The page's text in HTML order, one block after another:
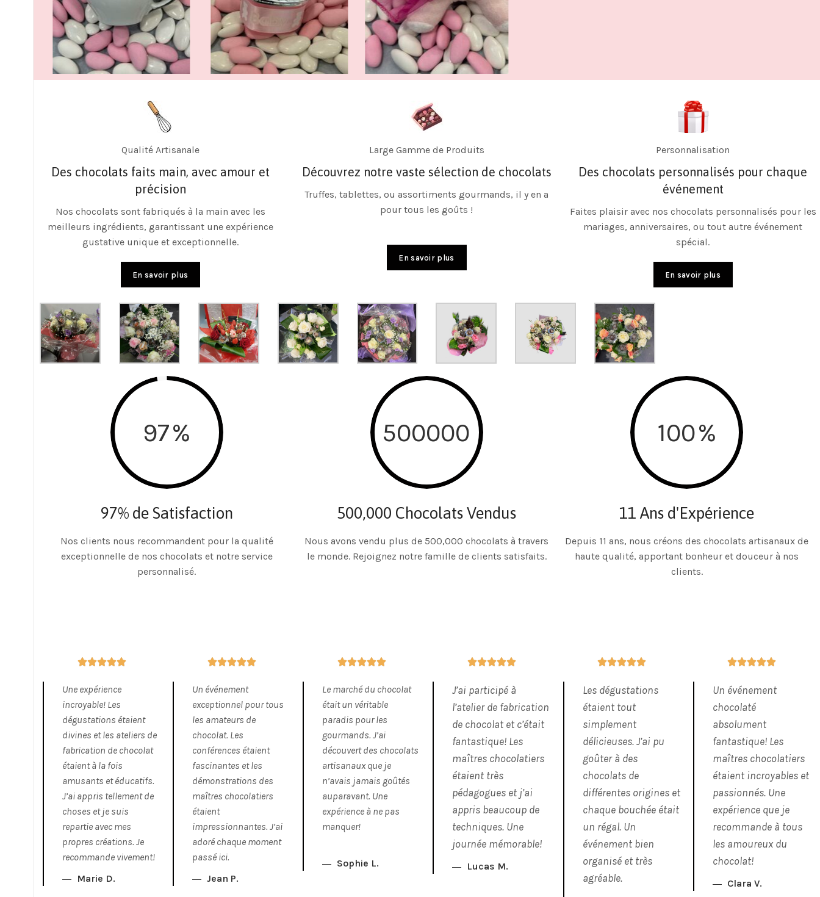
Large Gamme de Produits
Découvrez notre vaste sélection de chocolats
Truffes, tablettes, ou assortiments gourmands, il y en a
pour tous les goûts !
Personnalisation
Des chocolats personnalisés pour chaque
événement
Faites plaisir avec nos chocolats personnalisés pour les
spécial.
Paiement sécurisé
Des transactions sûres et protégées
Profitez de nos options de paiement sécurisées,
garantissant la protection de vos informations
personnelles et bancaires.
En savoir plus
97%
97% de Satisfaction
Nos clients nous recommandent pour la qualité
exceptionnelle de nos chocolats et notre service
personnalisé.
500000
500,000 Chocolats Vendus
Nous avons vendu plus de 500,000 chocolats à travers
le monde. Rejoignez notre famille de clients satisfaits.
100%
11 Ans d'Expérience
Depuis 11 ans, nous créons des chocolats artisanaux de
haute qualité, apportant bonheur et douceur à nos
clients.

Une expérience
incroyable! Les
dégustations étaient
divines et les ateliers de
fabrication de chocolat
étaient à la fois
amusants et éducatifs.
J’ai appris tellement de
choses et je suis
repartie avec mes
propres créations. Je
recommande vivement!
Marie D.

Un événement
exceptionnel pour tous
les amateurs de
chocolat. Les
conférences étaient
fascinantes et les
démonstrations des
maîtres chocolatiers
étaient
impressionnantes. J’ai
adoré chaque moment
passé ici.
Jean P.

Le marché du chocolat
était un véritable
paradis pour les
gourmands. J’ai
découvert des chocolats
artisanaux que je
n’avais jamais goûtés
auparavant. Une
expérience à ne pas
manquer!
Sophie L.

J’ai participé à
l’atelier de fabrication
de chocolat et c’était
fantastique! Les
maîtres chocolatiers
étaient très
pédagogues et j’ai
appris beaucoup de
techniques. Une
journée mémorable!
Lucas M.

Les dégustations
étaient tout
simplement
délicieuses. J’ai pu
goûter à des
chocolats de
différentes origines et
chaque bouchée était
un régal. Un
événement bien
organisé et très
agréable.

Un événement
chocolaté
absolument
fantastique! Les
maîtres chocolatiers
étaient incroyables et
passionnés. Une
expérience que je
recommande à tous
les amoureux du
chocolat!
Clara V.